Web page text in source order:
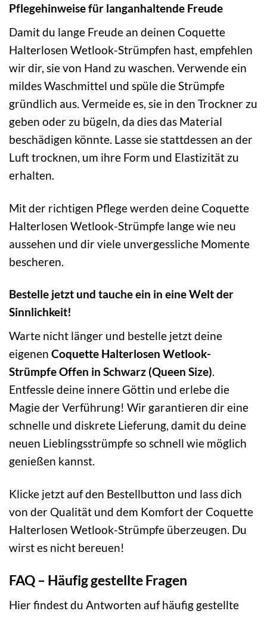
Pflegehinweise für langanhaltende Freude
Damit du lange Freude an deinen Coquette
Halterlosen Wetlook-Strümpfen hast, empfehlen
wir dir, sie von Hand zu waschen. Verwende ein
mildes Waschmittel und spüle die Strümpfe
gründlich aus. Vermeide es, sie in den Trockner zu
geben oder zu bügeln, da dies das Material
beschädigen könnte. Lasse sie stattdessen an der
Luft trocknen, um ihre Form und Elastizität zu
erhalten.
Mit der richtigen Pflege werden deine Coquette
Halterlosen Wetlook-Strümpfe lange wie neu
aussehen und dir viele unvergessliche Momente
bescheren.
Bestelle jetzt und tauche ein in eine Welt der
Sinnlichkeit!
Warte nicht länger und bestelle jetzt deine
eigenen Coquette Halterlosen Wetlook-
Strümpfe Offen in Schwarz (Queen Size).
Entfessle deine innere Göttin und erlebe die
Magie der Verführung! Wir garantieren dir eine
schnelle und diskrete Lieferung, damit du deine
neuen Lieblingsstrümpfe so schnell wie möglich
genießen kannst.
Klicke jetzt auf den Bestellbutton und lass dich
von der Qualität und dem Komfort der Coquette
Halterlosen Wetlook-Strümpfe überzeugen. Du
wirst es nicht bereuen!
FAQ – Häufig gestellte Fragen
Hier findest du Antworten auf häufig gestellte